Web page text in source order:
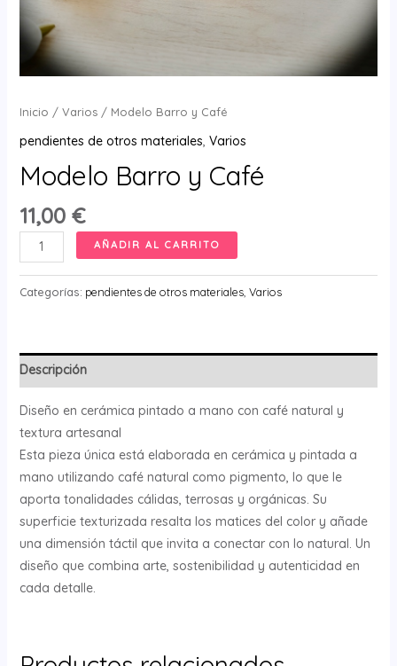
Inicio / Varios/ Modelo Barro y Café
pendientes de otros materiales, Varios
Modelo Barro y Café
11,00 €
Modelo
Barro
y
AÑADIR AL CARRITO
Categorías: pendientes de otros materiales, Varios
Descripción
Diseño en cerámica pintado a mano con café natural y
textura artesanal
Esta pieza única está elaborada en cerámica y pintada a
mano utilizando café natural como pigmento, lo que le
aporta tonalidades cálidas, terrosas y orgánicas. Su
superficie texturizada resalta los matices del color y añade
una dimensión táctil que invita a conectar con lo natural. Un
diseño que combina arte, sostenibilidad y autenticidad en
cada detalle.